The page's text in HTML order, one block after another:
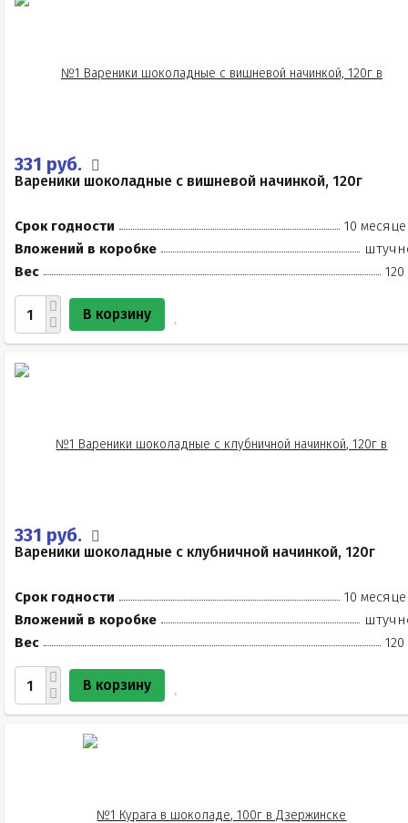
331 руб.
Вареники шоколадные с вишневой начинкой, 120г
Срок годности
10
Вложений в коробке
Вес
120
В корзину
331 руб.
Вареники шоколадные с клубничной начинкой, 120г
Срок годности
10
Вложений в коробке
Вес
120
В корзину